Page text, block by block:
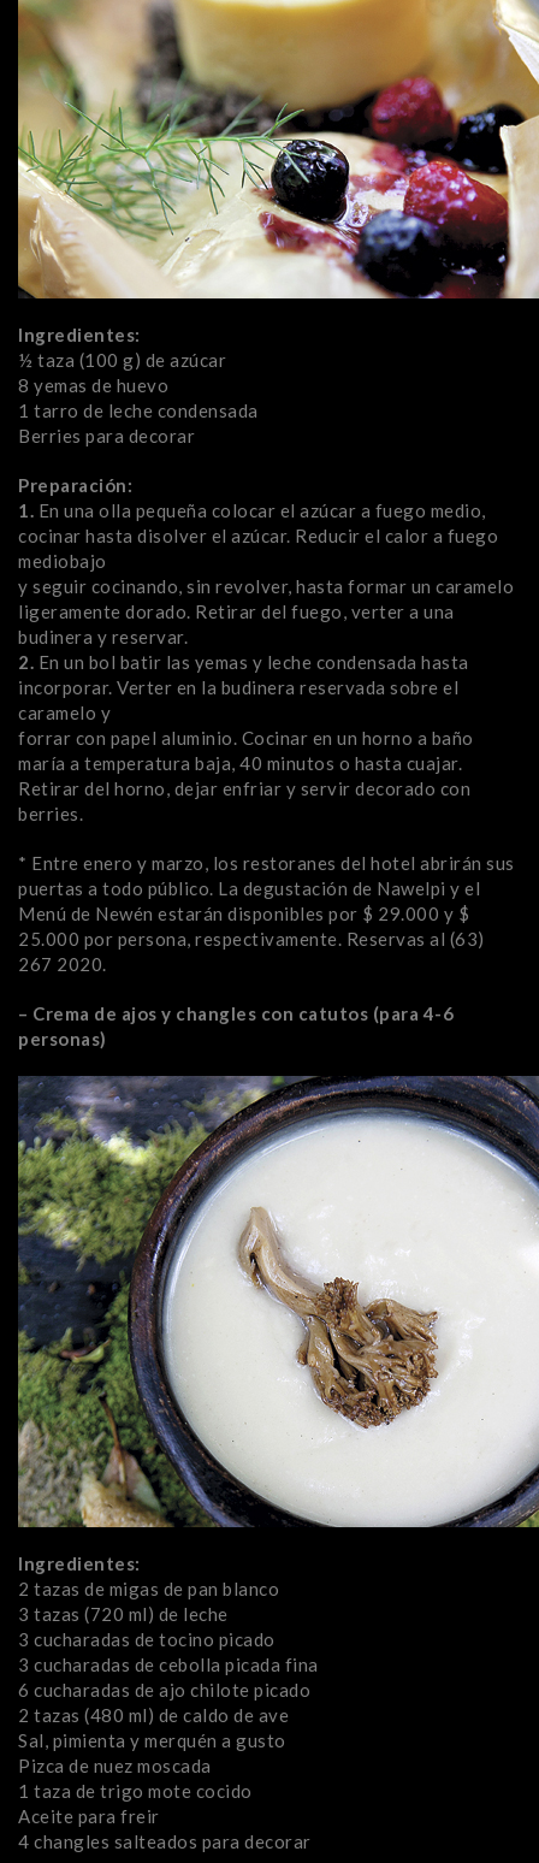
Ingredientes:
½ taza (100 g) de azúcar
8 yemas de huevo
1 tarro de leche condensada
Berries para decorar
Preparación:
1. En una olla pequeña colocar el azúcar a fuego medio,
cocinar hasta disolver el azúcar. Reducir el calor a fuego
mediobajo
y seguir cocinando, sin revolver, hasta formar un caramelo
ligeramente dorado. Retirar del fuego, verter a una
budinera y reservar.
2. En un bol batir las yemas y leche condensada hasta
incorporar. Verter en la budinera reservada sobre el
caramelo y
forrar con papel aluminio. Cocinar en un horno a baño
maría a temperatura baja, 40 minutos o hasta cuajar.
Retirar del horno, dejar enfriar y servir decorado con
berries.
* Entre enero y marzo, los restoranes del hotel abrirán sus
puertas a todo público. La degustación de Nawelpi y el
Menú de Newén estarán disponibles por $ 29.000 y $
25.000 por persona, respectivamente. Reservas al (63)
267 2020.
– Crema de ajos y changles con catutos (para 4-6
personas)
Ingredientes:
2 tazas de migas de pan blanco
3 tazas (720 ml) de leche
3 cucharadas de tocino picado
3 cucharadas de cebolla picada fina
6 cucharadas de ajo chilote picado
2 tazas (480 ml) de caldo de ave
Sal, pimienta y merquén a gusto
Pizca de nuez moscada
1 taza de trigo mote cocido
Aceite para freir
4 changles salteados para decorar